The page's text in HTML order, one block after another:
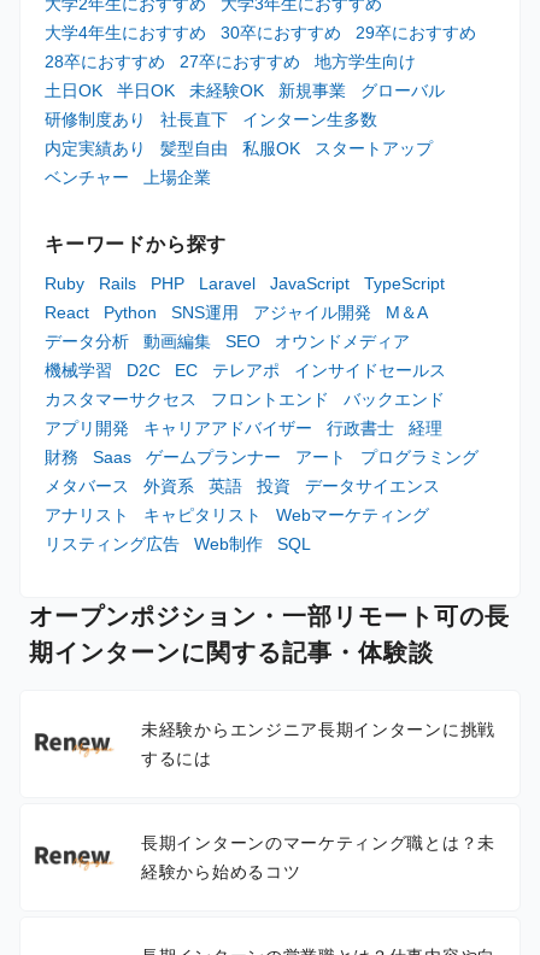
大学4年生におすすめ
30卒におすすめ
29卒におすすめ
28卒におすすめ
27卒におすすめ
地方学生向け
土日OK
半日OK 未経験OK 新規事業
グローバル
研修制度あり
社長直下
インターン生多数
内定実績あり
髪型自由 私服OK
スタートアップ
ベンチャー
上場企業
キーワードから探す
Ruby Rails PHP Laravel JavaScript
TypeScript
React
Python SNS運用 アジャイル開発
M＆A
データ分析
動画編集 SEO
オウンドメディア
機械学習
D2C EC テレアポ
インサイドセールス
カスタマーサクセス
フロントエンド
バックエンド
アプリ開発
キャリアアドバイザー 行政書士
経理
財務
Saas ゲームプランナー アート
プログラミング
メタバース
外資系 英語 投資
データサイエンス
アナリスト
キャピタリスト
Webマーケティング
リスティング広告
Web制作 SQL
オープンポジション・一部リモート可の長
期インターンに関する記事・体験談
未経験からエンジニア長期インターンに挑戦
するには
長期インターンのマーケティング職とは？未
経験から始めるコツ